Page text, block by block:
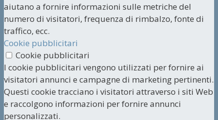
aiutano a fornire informazioni sulle metriche del
numero di visitatori, frequenza di rimbalzo, fonte di
traffico, ecc.
Cookie pubblicitari
Cookie pubblicitari
I cookie pubblicitari vengono utilizzati per fornire ai
visitatori annunci e campagne di marketing pertinenti.
Questi cookie tracciano i visitatori attraverso i siti Web
e raccolgono informazioni per fornire annunci
personalizzati.